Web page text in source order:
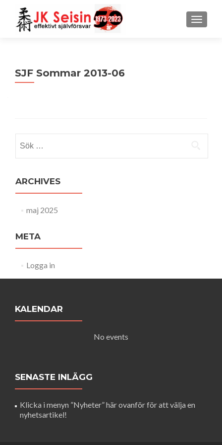
MENU
SJF Sommar 2013-06
efter:
ARCHIVES
maj 2025
META
Logga in
KALENDAR
No events
SENASTE INLÄGG
Klicka i menyn ”Nyheter” här ovanför för att välja en
nyhetsartikel!